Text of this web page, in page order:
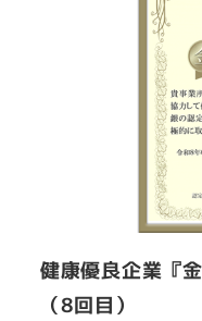
健康優良企業『
（8回目）